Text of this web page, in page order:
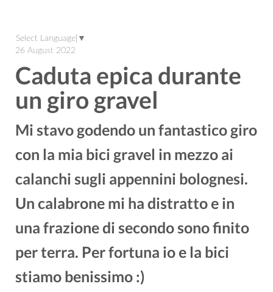
Select Language ▼
26 August 2022
Caduta epica durante
un giro gravel
Mi stavo godendo un fantastico giro
con la mia bici gravel in mezzo ai
calanchi sugli appennini bolognesi.
Un calabrone mi ha distratto e in
una frazione di secondo sono finito
per terra. Per fortuna io e la bici
stiamo benissimo :)